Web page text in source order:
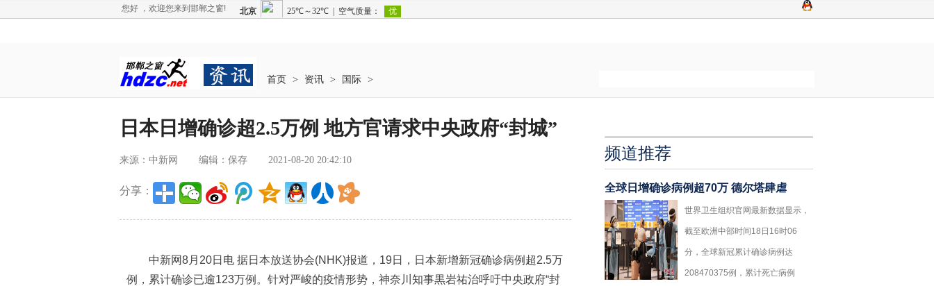
您好 ，欢迎您来到邯郸之窗!
首页 > 资讯 > 国际 >
日本日增确诊超2.5万例 地方官请求中央政府“封城”
来源：中新网 编辑：保存 2021-08-20 20:42:10
分享：
中新网8月20日电 据日本放送协会(NHK)报道，19日，日本新增新冠确诊病例超2.5万
例，累计确诊已逾123万例。针对严峻的疫情形势，神奈川知事黒岩祐治呼吁中央政府“封
频道推荐
全球日增确诊病例超70万 德尔塔肆虐
世界卫生组织官网最新数据显示，
截至欧洲中部时间18日16时06
分，全球新冠累计确诊病例达
208470375例，累计死亡病例